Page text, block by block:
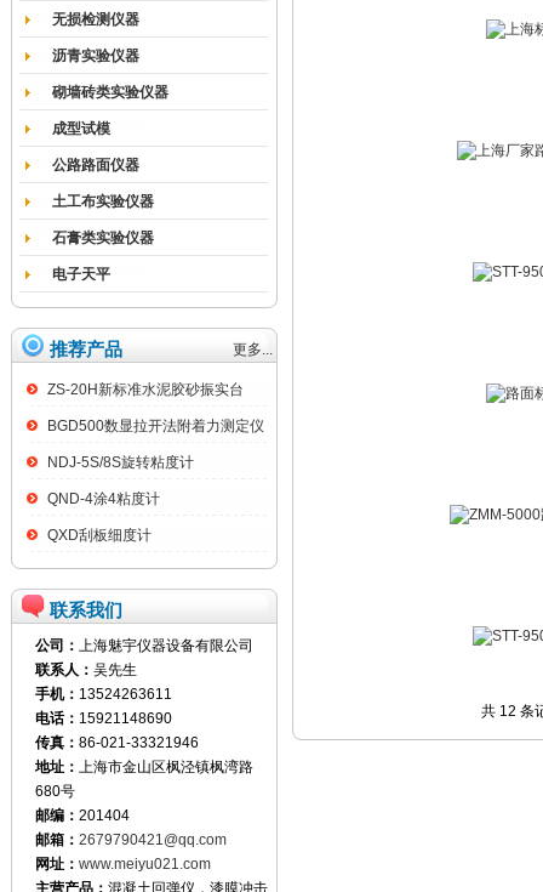
无损检测仪器
沥青实验仪器
砌墙砖类实验仪器
成型试模
公路路面仪器
土工布实验仪器
石膏类实验仪器
电子天平
推荐产品 更多...
ZS-20H新标准水泥胶砂振实台
BGD500数显拉开法附着力测定仪
NDJ-5S/8S旋转粘度计
QND-4涂4粘度计
QXD刮板细度计
联系我们
公司： 上海魅宇仪器设备有限公司
联系人： 吴先生
手机： 13524263611
电话： 15921148690
传真： 86-021-33321946
地址： 上海市金山区枫泾镇枫湾路
680号
邮编： 201404
邮箱： 2679790421@qq.com
网址： www.meiyu021.com
主营产品： 混凝土回弹仪，漆膜冲击
共 12 条